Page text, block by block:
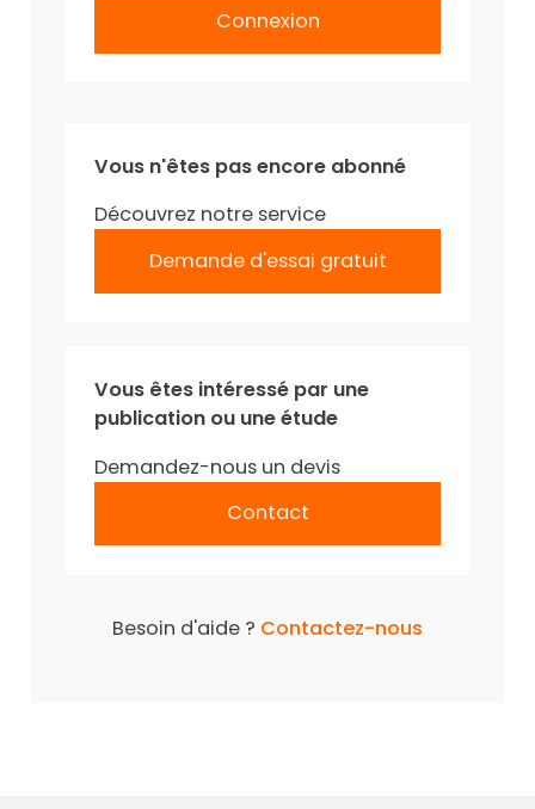
Connexion
Vous n'êtes pas encore abonné
Découvrez notre service
Demande d'essai gratuit
Vous êtes intéressé par une
publication ou une étude
Demandez-nous un devis
Contact
Besoin d'aide ? Contactez-nous